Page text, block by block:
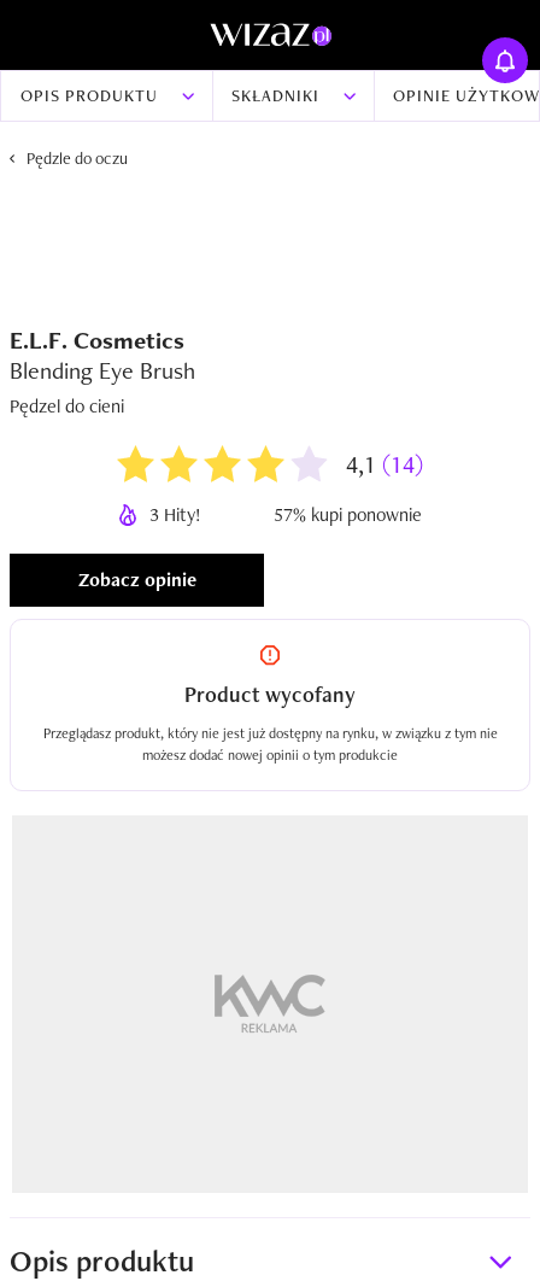
OPIS PRODUKTU SKŁADNIKI OPINIE
Pędzle do oczu
E.L.F. Cosmetics
Blending Eye Brush
Pędzel do cieni
4,1 (14)
3 Hity! 57% kupi ponownie
Zobacz opinie
Product wycofany
Przeglądasz produkt, który nie jest już dostępny na rynku, w związku z tym nie
możesz dodać nowej opinii o tym produkcie
Opis produktu